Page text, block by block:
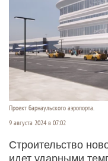
Проект барнаульского аэропорта.
9 августа 2024 в 07:02
Строительство